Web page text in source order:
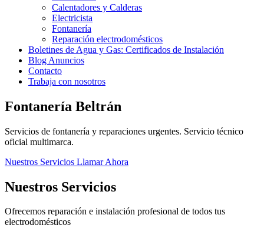
Calentadores y Calderas
Electricista
Fontanería
Reparación electrodomésticos
Boletines de Agua y Gas: Certificados de Instalación
Blog Anuncios
Contacto
Trabaja con nosotros
Fontanería Beltrán
Servicios de fontanería y reparaciones urgentes. Servicio técnico
oficial multimarca.
Nuestros Servicios Llamar Ahora
Nuestros Servicios
Ofrecemos reparación e instalación profesional de todos tus
electrodomésticos